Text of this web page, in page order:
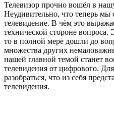
Телевизор прочно вошёл в
Неудивительно, что теперь мы
телевидение. В чём это
технической стороне вопроса.
то в полной мере дошли до
множества других
нашей главной темой станет
телевидения от цифрового.
разобраться, что из себя
телевидения.